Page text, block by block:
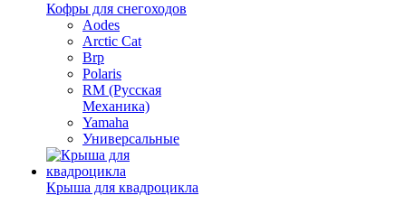
Кофры для снегоходов
Aodes
Arctic Cat
Brp
Polaris
RM (Русская
Механика)
Yamaha
Универсальные
Крыша для квадроцикла